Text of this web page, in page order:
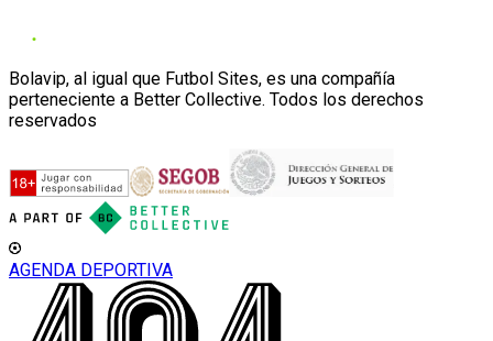
Bolavip, al igual que Futbol Sites, es una compañía
perteneciente a Better Collective. Todos los derechos
reservados
AGENDA DEPORTIVA